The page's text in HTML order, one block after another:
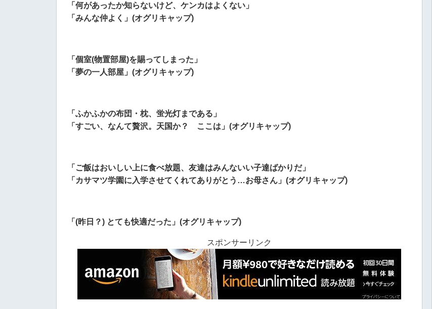
「何があったか知らないけど、ケンカはよくない」
「みんな仲よく」(オグリキャップ)
「個室(物置部屋)を賜ってしまった」
「夢の一人部屋」(オグリキャップ)
「ふかふかの布団・枕、蛍光灯まである」
「すごい、なんて贅沢。天国か？ ここは」(オグリキャップ)
「ご飯はおいしい上に食べ放題、友達はみんないい子達ばかりだ」
「カサマツ学園に入学させてくれてありがとう…お母さん」(オグリキャップ)
「(昨日？) とても快適だった」(オグリキャップ)
スポンサーリンク